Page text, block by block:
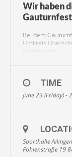
Wir haben
Bei dem
Umkreis
Freut euch auf
Wir freuen euch
Partys zu sehen.
TIME
june 23 (Friday) -
Sporthalle Ailingen
Fohlenstraße 19